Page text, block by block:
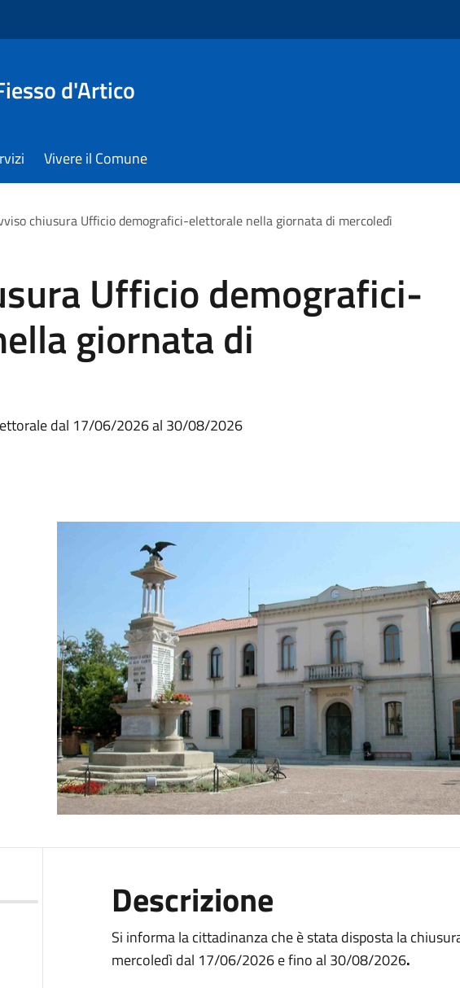
d'Artico
Vivere il Comune
chiusura Ufficio demografici-elettorale nella giornata di mercoledì
Ufficio demografici-
giornata di
dal 17/06/2026 al 30/08/2026
Descrizione
Si informa la cittadinanza che è stata disposta la
mercoledì dal 17/06/2026 e fino al 30/08/2026.